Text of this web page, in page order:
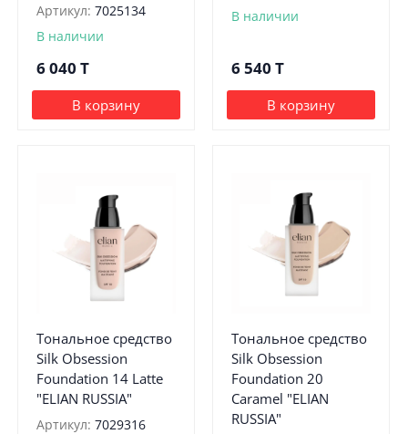
Артикул: 7025134
В наличии
6 040 T
В корзину
В наличии
6 540 T
В корзину
Тональное средство
Silk Obsession
Foundation 14 Latte
"ELIAN RUSSIA"
Артикул: 7029316
Тональное средство
Silk Obsession
Foundation 20
Caramel "ELIAN
RUSSIA"